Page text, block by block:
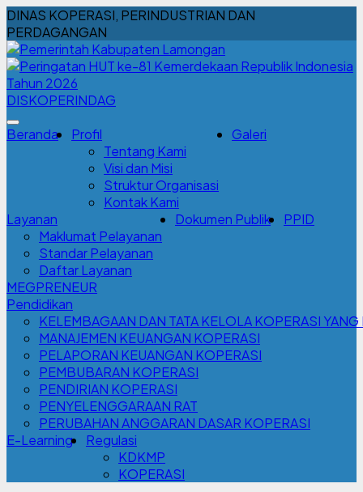
DINAS KOPERASI, PERINDUSTRIAN DAN
PERDAGANGAN
DISKOPERINDAG
Beranda
Profil
Tentang Kami
Visi dan Misi
Struktur Organisasi
Kontak Kami
Galeri
Layanan
Maklumat Pelayanan
Standar Pelayanan
Daftar Layanan
Dokumen Publik PPID
MEGPRENEUR
Pendidikan
KELEMBAGAAN DAN TATA KELOLA KOPERASI YANG
MANAJEMEN KEUANGAN KOPERASI
PELAPORAN KEUANGAN KOPERASI
PEMBUBARAN KOPERASI
PENDIRIAN KOPERASI
PENYELENGGARAAN RAT
PERUBAHAN ANGGARAN DASAR KOPERASI
E-Learning
Regulasi
KDKMP
KOPERASI